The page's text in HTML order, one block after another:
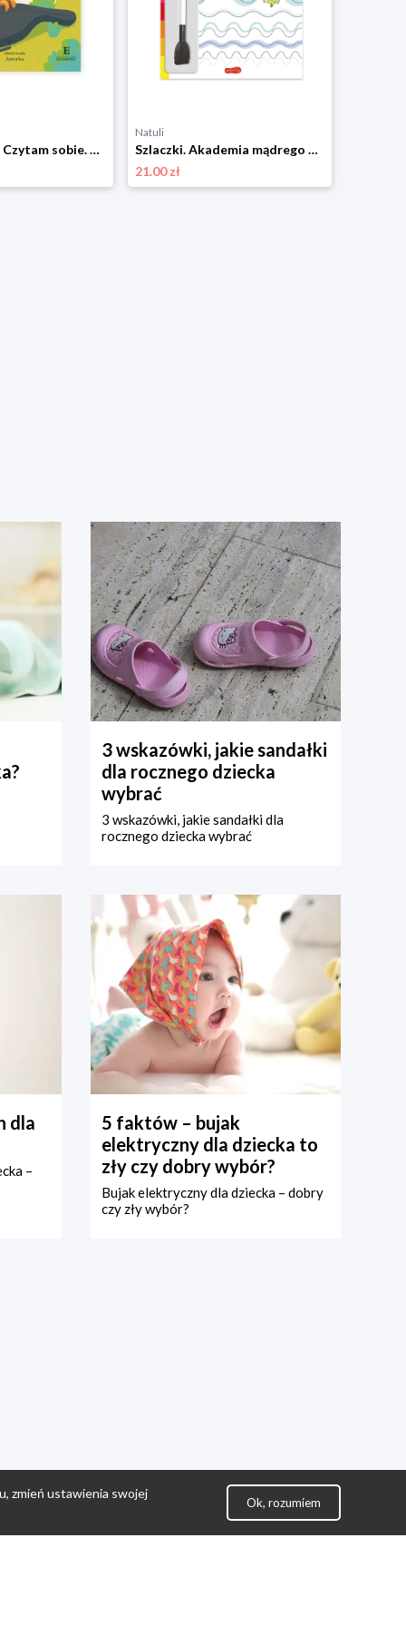
Fafik i futerał. Czytam sobie. Poziom 2 Harper colins / harper kids
Natuli
Szlaczki. Akademia mądrego dziecka. Rysuję i ścieram Harper colins / harper kids
21.00 zł
3 wskazówki, jakie sandałki
dla rocznego dziecka
wybrać
3 wskazówki, jakie sandałki dla
rocznego dziecka wybrać
dla
–
5 faktów – bujak
elektryczny dla dziecka to
zły czy dobry wybór?
Bujak elektryczny dla dziecka – dobry
czy zły wybór?
zmień ustawienia swojej
Ok, rozumiem